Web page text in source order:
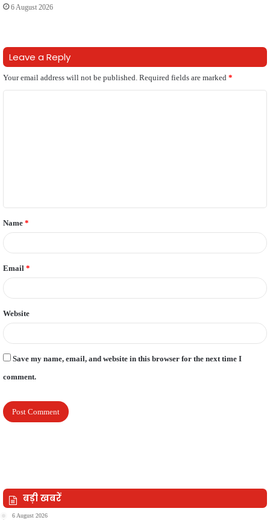
6 August 2026
Leave a Reply
Your email address will not be published. Required fields are marked *
t
*
Name *
Email *
Website
Save my name, email, and website in this browser for the next time I
comment.
बड़ी खबरें
6 August 2026